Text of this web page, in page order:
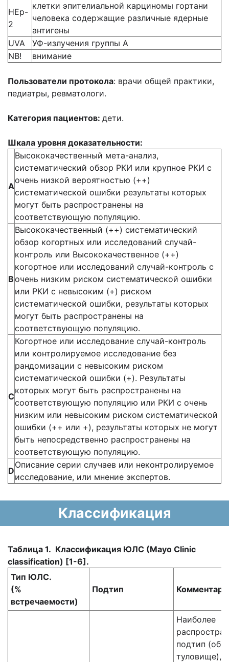
HEp-
2
клетки эпителиальной карциномы гортани
человека содержащие различные ядерные
антигены
UVA
УФ-излучения группы А
NB!
внимание
Пользователи протокола: врачи общей практики,
педиатры, ревматологи.
Категория пациентов: дети.
Шкала уровня доказательности:
A
Высококачественный мета-анализ,
систематический обзор РКИ или крупное РКИ с
очень низкой вероятностью (++)
систематической ошибки результаты которых
могут быть распространены на
соответствующую популяцию.
B
Высококачественный (++) систематический
обзор когортных или исследований случай-
контроль или Высококачественное (++)
когортное или исследований случай-контроль с
очень низким риском систематической ошибки
или РКИ с невысоким (+) риском
систематической ошибки, результаты которых
могут быть распространены на
соответствующую популяцию.
C
Когортное или исследование случай-контроль
или контролируемое исследование без
рандомизации с невысоким риском
систематической ошибки (+). Результаты
которых могут быть распространены на
соответствующую популяцию или РКИ с очень
низким или невысоким риском систематической
ошибки (++ или +), результаты которых не могут
быть непосредственно распространены на
соответствующую популяцию.
D
Описание серии случаев или неконтролируемое
исследование, или мнение экспертов.
Классификация
Таблица 1. Классификация ЮЛС (Mауо Clinic
classification) [1-6].
Тип ЮЛС.
(%
встречаемости)
Подтип
Наиболее
подтип
туловище),